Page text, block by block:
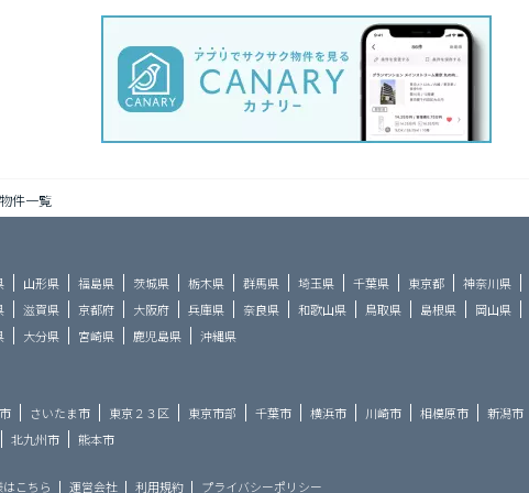
件一覧
山形県 福島県 茨城県 栃木県 群馬県 埼玉県 千葉県 東京都 神奈川県
滋賀県 京都府 大阪府 兵庫県 奈良県 和歌山県 鳥取県 島根県 岡山県
大分県 宮崎県 鹿児島県 沖縄県
さいたま市 東京２３区 東京市部 千葉市 横浜市 川崎市 相模原市 新潟市
北九州市 熊本市
こちら 運営会社 利用規約 プライバシーポリシー